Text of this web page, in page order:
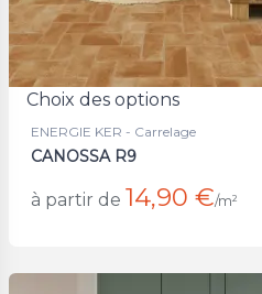
Choix des options
ENERGIE KER - Carrelage
CANOSSA R9
à partir de 14,90 €/m²